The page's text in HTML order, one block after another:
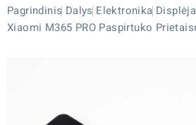
Pagrindinis Dalys Elektronika
Xiaomi M365 PRO Paspirtuko